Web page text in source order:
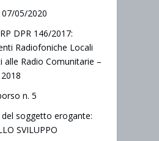
05/2020
DPR 146/2017:
Radiofoniche Locali
Radio Comunitarie –
n. 5
soggetto erogante:
SVILUPPO